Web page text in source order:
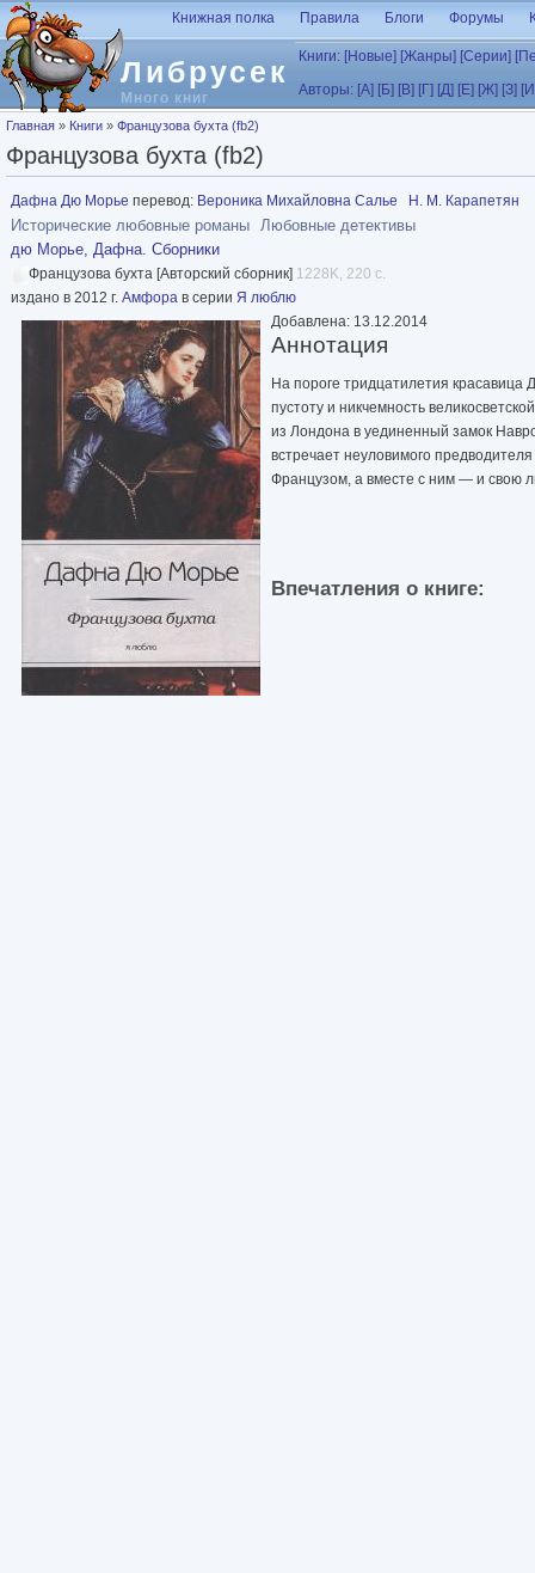
Перейти к основному содержанию
Либрусек
Много книг
Книжная полка Правила Блоги Форумы
Книги: [Новые] [Жанры] [Серии]
Авторы: [А] [Б] [В] [Г] [Д] [Е] [Ж] [З]
Вы здесь
Главная » Книги » Французова бухта (fb2)
Французова бухта (fb2)
Дафна Дю Морье перевод: Вероника Михайловна Салье Н. М. Карапетян
Исторические любовные романы
Любовные детективы
дю Морье, Дафна. Сборники
Французова бухта [Авторский сборник] 1228K, 220 с.
издано в 2012 г. Амфора в серии Я люблю
Добавлена: 13.12.2014
Аннотация
На пороге тридцатилетия красавица
пустоту и никчемность
из Лондона в уединенный замок
встречает неуловимого
Французом, а вместе с ним — и свою
Впечатления о книге: